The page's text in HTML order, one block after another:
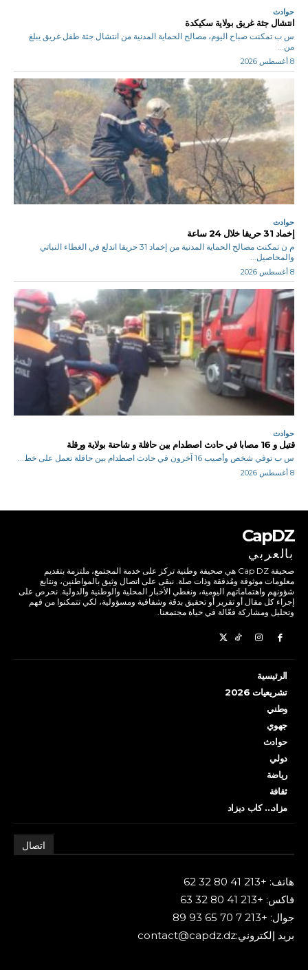
حوادث
انتشال جثة غريق بولاية سكيكدة
س ب تمكنت صباح اليوم، مصالح الحماية المدنية من انتشال جثة طفل غريق يبلغ
من...
8 أغسطس 2026
حوادث
إخماد 31 حريقا خلال 24 ساعة
م ن تمكنت مصالح الحماية المدنية من إخماد 31 حريقا اندلع في الغطاء النباتي
والمحاصيل...
8 أغسطس 2026
حوادث
قتيل و 16 مصابا في حادث اصطدام بين حافلة و شاحنة بولاية ورقلة
س ب توفي شخص وأصيب 16 آخرون في حادث اصطدام بين حافلة تعمل على خط...
8 أغسطس 2026
CapDZ
بالعربي
صحيفة Cap DZ هي صحيفة وطنية تركز على خدمة المجتمع، ملتزمة بتقديم
معلومات موثوقة ومُدققة وذات صلة. نبقى على اتصال وثيق بالمواطنين، ونتابع
شؤونهم واهتماماتهم اليومية، ونغطي الأخبار المحلية والوطنية والدولية. نحرص على
إجراء كل مقال أو تقرير أو تحقيق بدقة وشفافية ومسؤولية، لكي تتمكنوا من فهم
وتحليل ومشاركة فعّالة في حياة مجتمعنا.
الرئيسية
تشريعيات 2026
وطني
جهوي
حوادث
دولي
رياضة
ثقافة
مزاد… كاب ديزاد
اتصال
هاتف: +213 41 80 32 62
فاكس: +213 41 80 32 63
جوال: +213 7 70 65 93 89
بريد إلكتروني:contact@capdz.dz